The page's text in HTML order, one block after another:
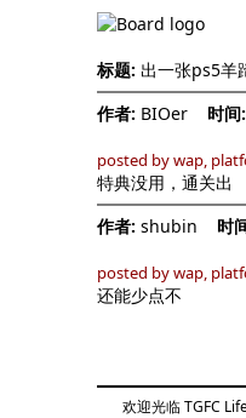
标题: 出一张ps5羊
作者: BIOer 时间:
posted by wap,
特典没用，通关出
作者: shubin 时
posted by wap,
还能少点不
欢迎光临 TGFC